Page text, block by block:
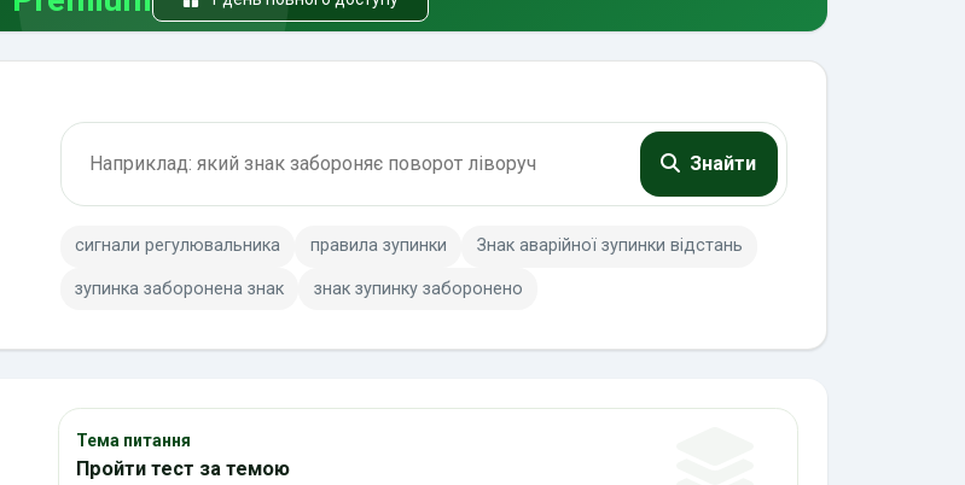
Знайти
сигнали регулювальника правила зупинки Знак аварійної зупинки відстань
зупинка заборонена знак знак зупинку заборонено
Тема питання
Пройти тест за темою